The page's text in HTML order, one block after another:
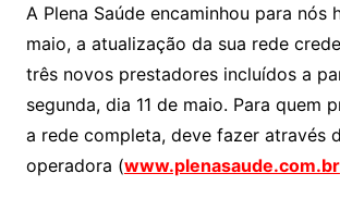
at
s
A
p
p
c
e
b
o
o
itt
er
p
y
Li
n
k
ar
e
A Plena Saúde encaminhou para nós
maio, a atualização da sua rede
três novos prestadores incluídos a
segunda, dia 11 de maio. Para quem
a rede completa, deve fazer através
operadora (www.plenasaude.com.br